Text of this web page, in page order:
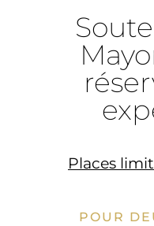
Places
POUR